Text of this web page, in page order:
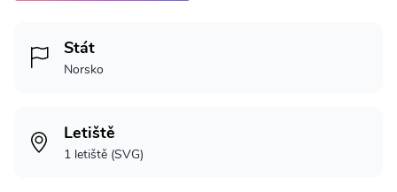
Stát
Norsko
Letiště
1 letiště (SVG)